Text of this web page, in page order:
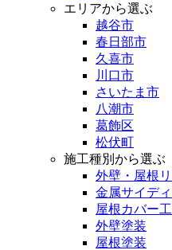
エリアから選ぶ
越谷市
春日部市
久喜市
川口市
さいたま市
八潮市
葛飾区
松伏町
施工種別から選ぶ
外壁・屋根
金属サイデ
屋根カバー
外壁塗装
屋根塗装